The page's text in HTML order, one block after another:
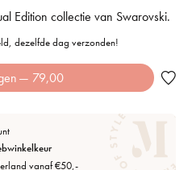
Edition collectie van Swarovski.
dezelfde dag verzonden!
— 79,00
vanaf €50,-